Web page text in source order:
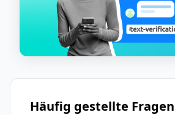
Häufig gestellte Fragen